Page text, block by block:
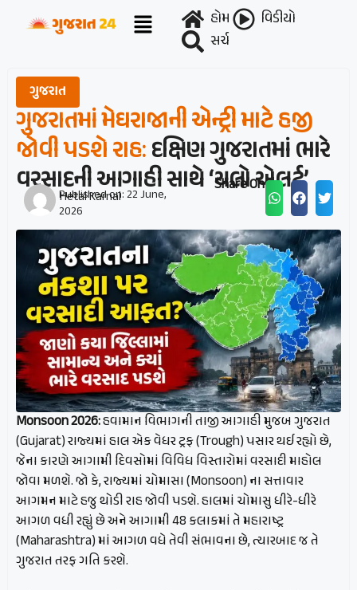
હોમ
વિડીયો
સર્ચ
ગુજરાત
ગુજરાતમાં મેઘરાજાની એન્ટ્રી માટે હજી
જોવી પડશે રાહ:દક્ષિણ ગુજરાતમાં ભારે
વરસાદની આગાહી સાથે ‘યલો એલર્ટ’
Hetal Karnal
Published on:22 June,
2026
Share On :
Monsoon 2026:હવામાન વિભાગની તાજી આગાહી મુજબ ગુજરાત
(Gujarat) રાજ્યમાં હાલ એક વેધર ટ્રફ (Trough) પસાર થઈ રહ્યો છે,
જેના કારણે આગામી દિવસોમાં વિવિધ વિસ્તારોમાં વરસાદી માહોલ
જોવા મળશે. જો કે, રાજ્યમાં ચોમાસા (Monsoon) ના સત્તાવાર
આગમન માટે હજુ થોડી રાહ જોવી પડશે. હાલમાં ચોમાસુ ધીરે-ધીરે
આગળ વધી રહ્યું છે અને આગામી 48 કલાકમાં તે મહારાષ્ટ્ર
(Maharashtra) માં આગળ વધે તેવી સંભાવના છે, ત્યારબાદ જ તે
ગુજરાત તરફ ગતિ કરશે.